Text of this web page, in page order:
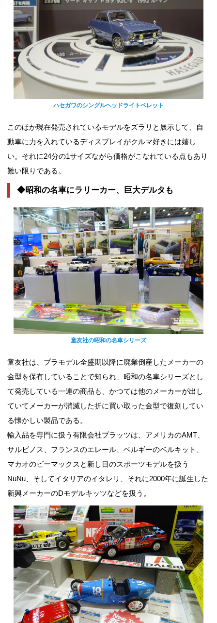
ハセガワのシングルヘッドライトベレット
このほか現在発売されているモデルをズラリと展示して、自
動車に力を入れているディスプレイがクルマ好きには嬉し
い。それに24分の1サイズながら価格がこなれている点もあり
難い限りである。
◆昭和の名車にラリーカー、巨大デルタも
童友社の昭和の名車シリーズ
童友社は、プラモデル全盛期以降に廃業倒産したメーカーの
金型を保有していることで知られ、昭和の名車シリーズとし
て発売している一連の商品も、かつては他のメーカーが出し
ていてメーカーが消滅した折に買い取った金型で復刻してい
る懐かしい製品である。
輸入品を専門に扱う有限会社プラッツは、アメリカのAMT、
サルビノス、フランスのエレール、ベルギーのベルキット、
マカオのビーマックスと新し目のスポーツモデルを扱う
NuNu、そしてイタリアのイタレリ、それに2000年に誕生した
新興メーカーのDモデルキッツなどを扱う。